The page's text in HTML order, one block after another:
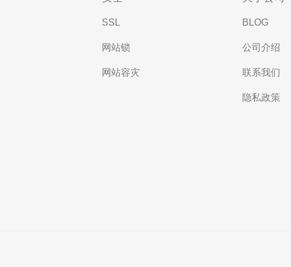
SSL
网站锁
网站容灾
BLOG
公司介绍
联系我们
隐私政策